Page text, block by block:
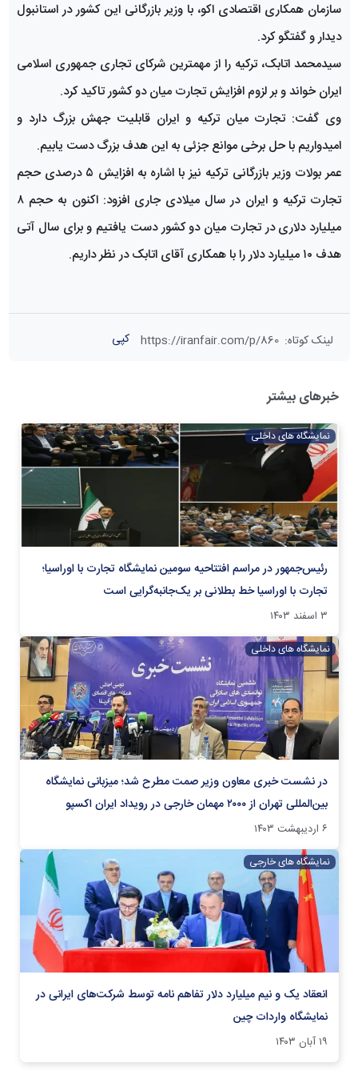
سازمان همکاری اقتصادی اکو، با وزیر بازرگانی این کشور در استانبول
دیدار و گفتگو کرد.
سید‌محمد اتابک، ترکیه را از مهمترین شرکای تجاری جمهوری اسلامی
ایران خواند و بر لزوم افزایش تجارت میان دو کشور تاکید کرد.
وی گفت: تجارت میان ترکیه و ایران قابلیت جهش بزرگ دارد و
امیدواریم با حل برخی موانع جزئی به این هدف بزرگ دست یابیم.
عمر بولات وزیر بازرگانی ترکیه نیز با اشاره به افزایش ۵ درصدی حجم
تجارت ترکیه و ایران در سال میلادی جاری افزود: اکنون به حجم ۸
میلیارد دلاری در تجارت میان دو کشور دست یافتیم و برای سال آتی
هدف ۱۰ میلیارد دلار را با همکاری آقای اتابک در نظر داریم.
لینک کوتاه:
https://iranfair.com/p/860 کپی
خبرهای بیشتر
نمایشگاه های داخلی
رئیس‌جمهور در مراسم افتتاحیه سومین نمایشگاه تجارت با اوراسیا؛
تجارت با اوراسیا خط بطلانی بر یک‌جانبه‌گرایی است
۳ اسفند ۱۴۰۳
نمایشگاه های داخلی
در نشست خبری معاون وزیر صمت مطرح شد؛ میزبانی نمایشگاه
بین‌المللی تهران از ۲۰۰۰ مهمان خارجی در رویداد ایران اکسپو
۶ اردیبهشت ۱۴۰۳
نمایشگاه های خارجی
انعقاد یک و نیم میلیارد دلار تفاهم نامه توسط شرکت‌های ایرانی در
نمایشگاه واردات چین
۱۹ آبان ۱۴۰۳